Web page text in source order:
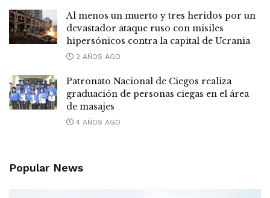
Al menos un muerto y tres heridos por un
devastador ataque ruso con misiles
hipersónicos contra la capital de Ucrania
2 AÑOS AGO
Patronato Nacional de Ciegos realiza
graduación de personas ciegas en el área
de masajes
4 AÑOS AGO
Popular News